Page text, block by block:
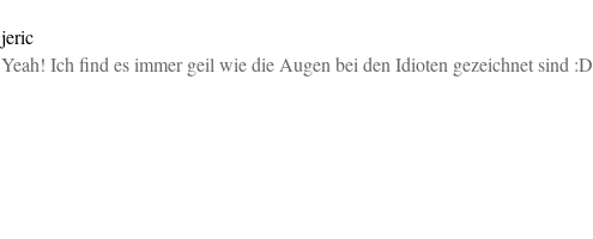
jeric
Yeah! Ich find es immer geil wie die Augen bei den Idioten gezeichnet sind :D